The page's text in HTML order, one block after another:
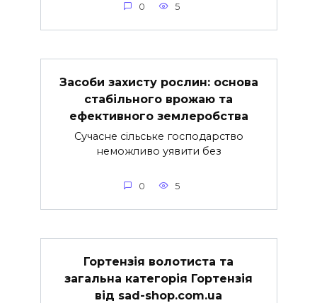
0 5
Засоби захисту рослин: основа
стабільного врожаю та
ефективного землеробства
Сучасне сільське господарство
неможливо уявити без
0 5
Гортензія волотиста та
загальна категорія Гортензія
від sad-shop.com.ua